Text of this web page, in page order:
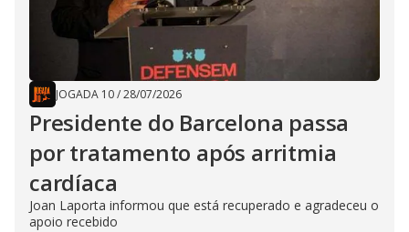
JOGADA 10/28/07/2026
Presidente do Barcelona passa
por tratamento após arritmia
cardíaca
Joan Laporta informou que está recuperado e agradeceu o
apoio recebido